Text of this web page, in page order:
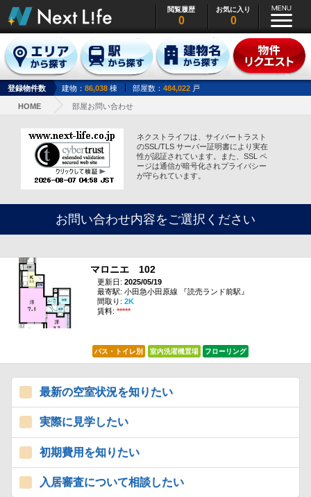
閲覧履歴
0
お気に入り
0
登録物件数 建物： 86,038 棟 部屋数： 484,022 戸
HOME 部屋お問い合わせ
ネクストライフは、サイバートラスト
のSSL/TLS サーバー証明書により実在
性が認証されています。また、SSL ペ
ージは通信が暗号化されプライバシー
が守られています。
お問い合わせ内容をご選択ください
マロニエ 102
更新日: 2025/05/19
最寄駅: 小田急小田原線 『読売ランド前駅』
間取り: 2K
賃料: *****
バス・トイレ別 室内洗濯機置場 フローリング
最新の空室状況を知りたい
実際に見学したい
初期費用を知りたい
入居審査について相談したい